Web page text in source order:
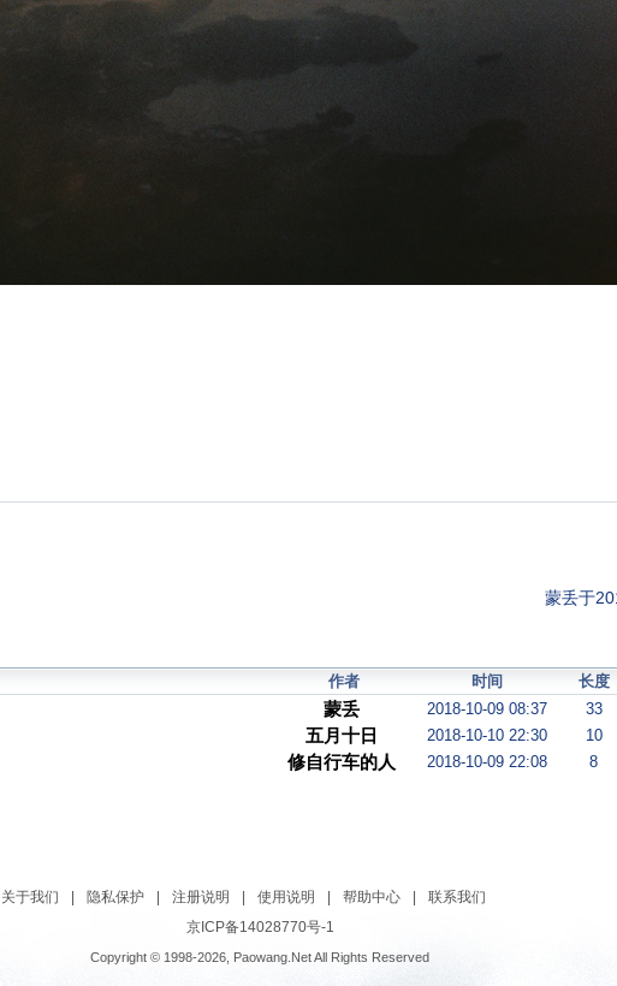
蒙丢于
作者 时间 长度
蒙丢 2018-10-09 08:37 33
五月十日 2018-10-10 22:30 10
修自行车的人 2018-10-09 22:08 8
关于我们 隐私保护 注册说明 使用说明 帮助中心
联系我们
京ICP备14028770号-1
Copyright © 1998-2026, Paowang.Net All Rights Reserved